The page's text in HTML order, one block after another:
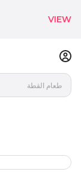
VIEW